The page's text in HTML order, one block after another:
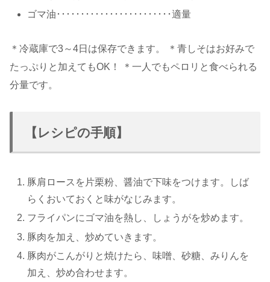
ゴマ油････････････････････････適量
＊冷蔵庫で3～4日は保存できます。 ＊青しそはお好みで
たっぷりと加えてもOK！ ＊一人でもペロリと食べられる
分量です。
【レシピの手順】
豚肩ロースを片栗粉、醤油で下味をつけます。しば
らくおいておくと味がなじみます。
フライパンにゴマ油を熱し、しょうがを炒めます。
豚肉を加え、炒めていきます。
豚肉がこんがりと焼けたら、味噌、砂糖、みりんを
加え、炒め合わせます。